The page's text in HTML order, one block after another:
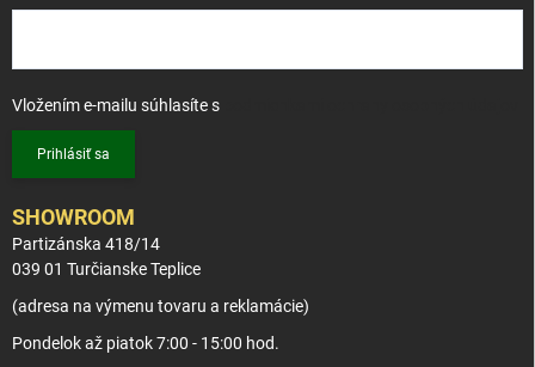
Vložením e-mailu súhlasíte s
Prihlásiť sa
SHOWROOM
Partizánska 418/14
039 01 Turčianske Teplice
(adresa na výmenu tovaru a reklamácie)
Pondelok až piatok 7:00 - 15:00 hod.